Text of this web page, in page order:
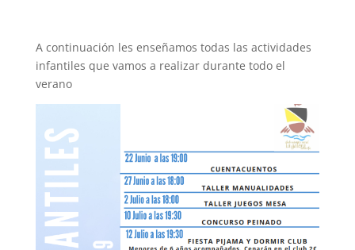
A continuación les enseñamos todas las actividades
infantiles que vamos a realizar durante todo el
verano